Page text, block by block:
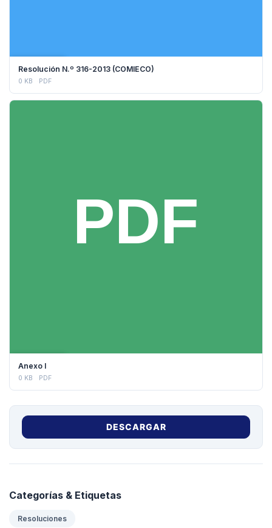
Resolución N.º 316-2013 (COMIECO)
0 KB PDF
Anexo I
0 KB PDF
DESCARGAR
Categorías & Etiquetas
Resoluciones